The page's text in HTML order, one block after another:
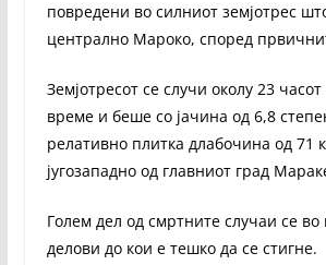
повредени во силниот земјотрес
централно Мароко, според
Земјотресот се случи околу 23
време и беше со јачина од 6,8
релативно плитка длабочина од 71
југозападно од главниот град
Голем дел од смртните случаи се
делови до кои е тешко да се стигне.